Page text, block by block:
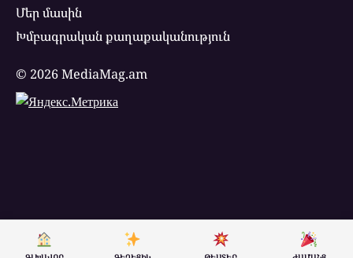
Մեր մասին
Խմբագրական քաղաքականություն
© 2026 MediaMag.am